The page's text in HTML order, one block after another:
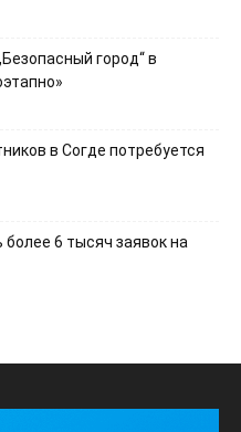
город“ в
в Согде потребуется
6 тысяч заявок на